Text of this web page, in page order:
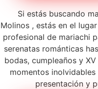
Si estás buscando
Molinos , estás en el
profesional de mariachi
serenatas románticas
bodas, cumpleaños y
momentos
presentación y